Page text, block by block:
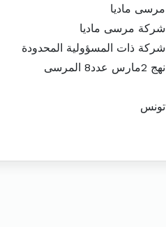
مرسى ماديا
شركة مرسى ماديا
شركة ذات المسؤولية المحدودة
نهج 2مارس عدد8 المرسى
تونس